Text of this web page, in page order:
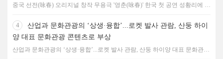
중국 선전(咏春) 오리지널 창작 무용극 '영춘(咏春)' 한국 첫 공연 성황리에 개
4
산업과 문화관광의 ‘상생·융합’...로켓 발사 관람, 산둥 하이
양 대표 문화관광 콘텐츠로 부상
산업과 문화관광의 ‘상생·융합’...로켓 발사 관람, 산둥 하이양 대표 문화관광